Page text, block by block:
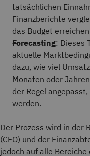
tatsächlichen
Finanzberichte
das Budget
Forecasting: Dieses
aktuelle
dazu, wie viel
Monaten oder
der Regel
werden.
Der Prozess wird in der
(CFO) und der
jedoch auf alle